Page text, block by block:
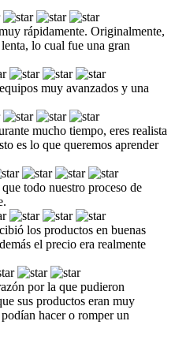
rápidamente. Originalmente,
lo cual fue una gran
muy avanzados y una
mucho tiempo, eres realista
es lo que queremos aprender
todo nuestro proceso de
los productos en buenas
el precio era realmente
por la que pudieron
sus productos eran muy
hacer o romper un